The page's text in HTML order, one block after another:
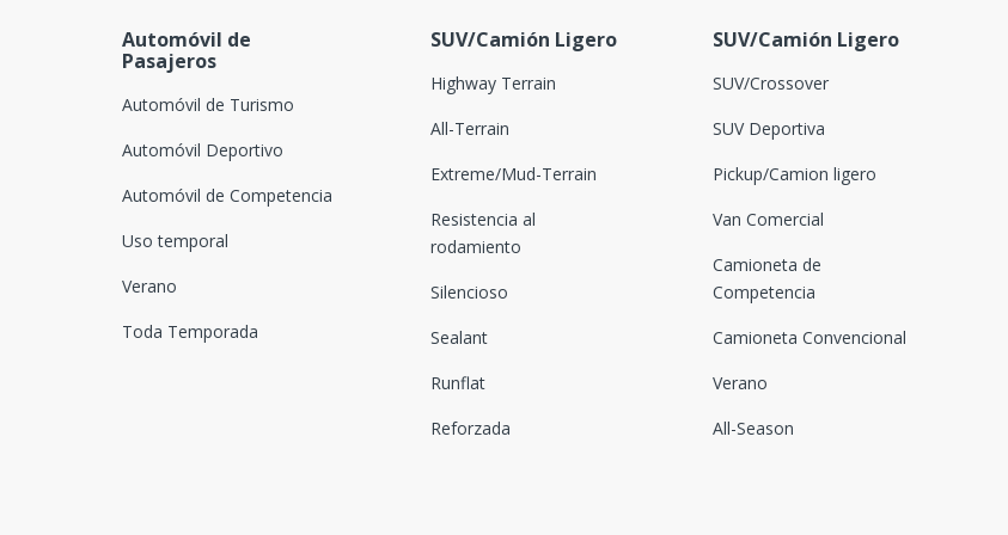
Dovroad
DRC
Automóvil de
Pasajeros
Automóvil de Turismo
Automóvil Deportivo
Automóvil de Competencia
Uso temporal
Verano
Toda Temporada
SUV/Camión Ligero
Highway Terrain
All-Terrain
Extreme/Mud-Terrain
Resistencia al
rodamiento
Silencioso
Sealant
Runflat
Reforzada
SUV/Camión Ligero
SUV/Crossover
SUV Deportiva
Pickup/Camion ligero
Van Comercial
Camioneta de
Competencia
Camioneta Convencional
Verano
All-Season